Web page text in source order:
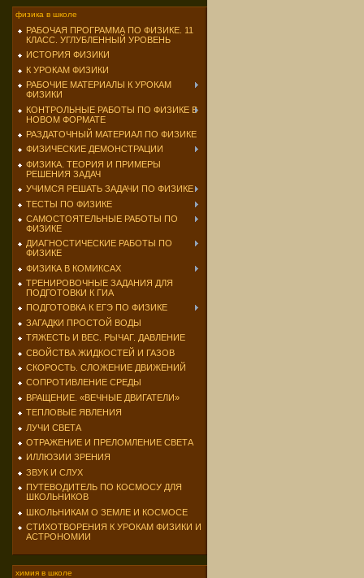
физика в школе
РАБОЧАЯ ПРОГРАММА ПО ФИЗИКЕ. 11
КЛАСС. УГЛУБЛЕННЫЙ УРОВЕНЬ
ИСТОРИЯ ФИЗИКИ
К УРОКАМ ФИЗИКИ
РАБОЧИЕ МАТЕРИАЛЫ К УРОКАМ
ФИЗИКИ
КОНТРОЛЬНЫЕ РАБОТЫ ПО ФИЗИКЕ В
НОВОМ ФОРМАТЕ
РАЗДАТОЧНЫЙ МАТЕРИАЛ ПО ФИЗИКЕ
ФИЗИЧЕСКИЕ ДЕМОНСТРАЦИИ
ФИЗИКА. ТЕОРИЯ И ПРИМЕРЫ
РЕШЕНИЯ ЗАДАЧ
УЧИМСЯ РЕШАТЬ ЗАДАЧИ ПО ФИЗИКЕ
ТЕСТЫ ПО ФИЗИКЕ
САМОСТОЯТЕЛЬНЫЕ РАБОТЫ ПО
ФИЗИКЕ
ДИАГНОСТИЧЕСКИЕ РАБОТЫ ПО
ФИЗИКЕ
ФИЗИКА В КОМИКСАХ
ТРЕНИРОВОЧНЫЕ ЗАДАНИЯ ДЛЯ
ПОДГОТОВКИ К ГИА
ПОДГОТОВКА К ЕГЭ ПО ФИЗИКЕ
ЗАГАДКИ ПРОСТОЙ ВОДЫ
ТЯЖЕСТЬ И ВЕС. РЫЧАГ. ДАВЛЕНИЕ
СВОЙСТВА ЖИДКОСТЕЙ И ГАЗОВ
СКОРОСТЬ. СЛОЖЕНИЕ ДВИЖЕНИЙ
СОПРОТИВЛЕНИЕ СРЕДЫ
ВРАЩЕНИЕ. «ВЕЧНЫЕ ДВИГАТЕЛИ»
ТЕПЛОВЫЕ ЯВЛЕНИЯ
ЛУЧИ СВЕТА
ОТРАЖЕНИЕ И ПРЕЛОМЛЕНИЕ СВЕТА
ИЛЛЮЗИИ ЗРЕНИЯ
ЗВУК И СЛУХ
ПУТЕВОДИТЕЛЬ ПО КОСМОСУ ДЛЯ
ШКОЛЬНИКОВ
ШКОЛЬНИКАМ О ЗЕМЛЕ И КОСМОСЕ
СТИХОТВОРЕНИЯ К УРОКАМ ФИЗИКИ И
АСТРОНОМИИ
химия в школе